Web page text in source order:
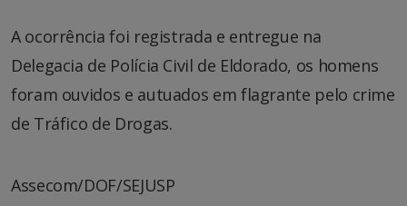
A ocorrência foi registrada e entregue na
Delegacia de Polícia Civil de Eldorado, os homens
foram ouvidos e autuados em flagrante pelo crime
de Tráfico de Drogas.
Assecom/DOF/SEJUSP